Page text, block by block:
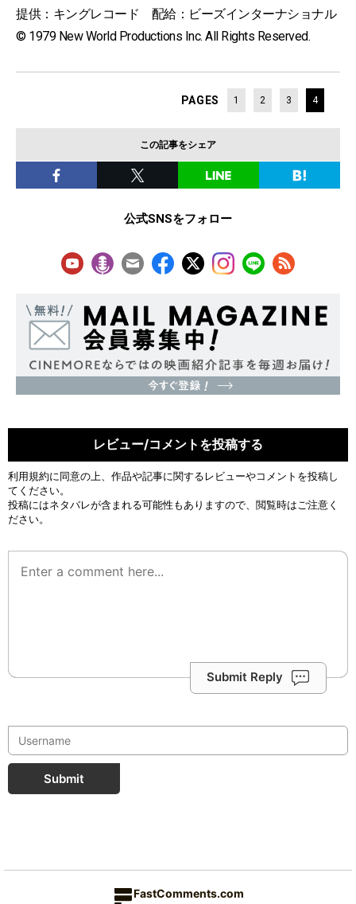
提供：キングレコード 配給：ビーズインターナショナル
© 1979 New World Productions Inc. All Rights Reserved.
PAGES 1 2 3 4
この記事をシェア
公式SNSをフォロー
レビュー/コメントを投稿する
利用規約に同意の上、作品や記事に関するレビューやコメントを投稿し
てください。
投稿にはネタバレが含まれる可能性もありますので、閲覧時はご注意く
ださい。
Submit Reply
Submit
FastComments.com